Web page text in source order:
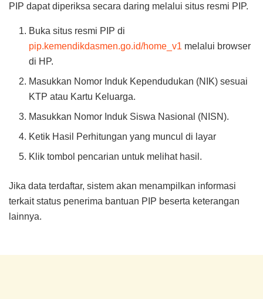
PIP dapat diperiksa secara daring melalui situs resmi PIP.
Buka situs resmi PIP di
pip.kemendikdasmen.go.id/home_v1 melalui browser
di HP.
Masukkan Nomor Induk Kependudukan (NIK) sesuai
KTP atau Kartu Keluarga.
Masukkan Nomor Induk Siswa Nasional (NISN).
Ketik Hasil Perhitungan yang muncul di layar
Klik tombol pencarian untuk melihat hasil.
Jika data terdaftar, sistem akan menampilkan informasi
terkait status penerima bantuan PIP beserta keterangan
lainnya.